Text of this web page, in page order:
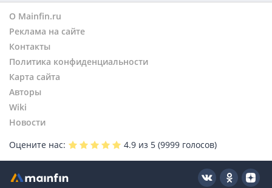
О Mainfin.ru
Реклама на сайте
Контакты
Политика конфиденциальности
Карта сайта
Авторы
Wiki
Новости
Оцените нас:
4.9 из 5 (9999 голосов)